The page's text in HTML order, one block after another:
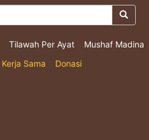
Tilawah Per Ayat
Mushaf Madina
Kerja Sama Donasi